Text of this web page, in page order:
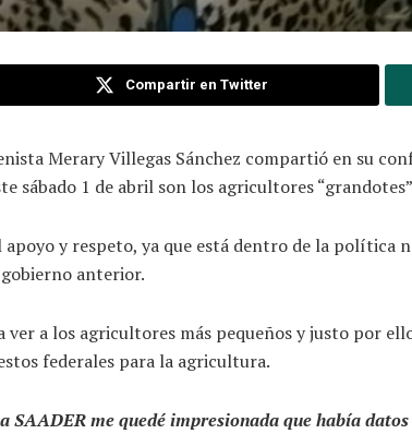
Compartir en Twitter
Merary Villegas Sánchez compartió en su
sábado 1 de abril son los agricultores
y respeto, ya que está dentro de la política
anterior.
a los agricultores más pequeños y justo por
federales para la agricultura.
me quedé impresionada que había